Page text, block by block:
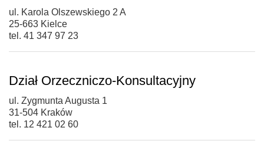
ul. Karola Olszewskiego 2 A
25-663 Kielce
tel. 41 347 97 23
Dział Orzeczniczo-Konsultacyjny
ul. Zygmunta Augusta 1
31-504 Kraków
tel. 12 421 02 60